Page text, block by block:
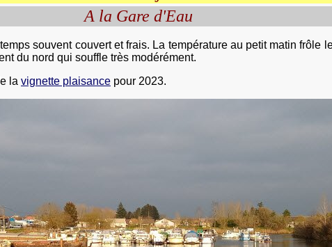
A la Gare d'Eau
souvent couvert et frais. La température au petit matin frôle
du nord qui souffle très modérément.
la vignette plaisance pour 2023.